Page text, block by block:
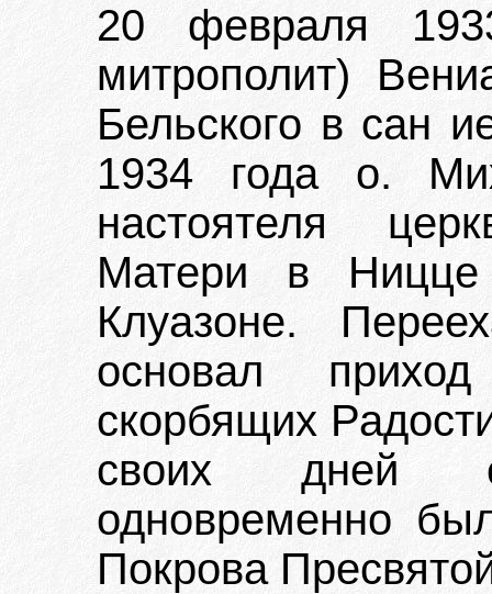
20 февраля
митрополит)
Бельского в сан
1934 года о.
настоятеля
Матери в
Клуазоне.
основал
скорбящих
своих дней
одновременно
Покрова